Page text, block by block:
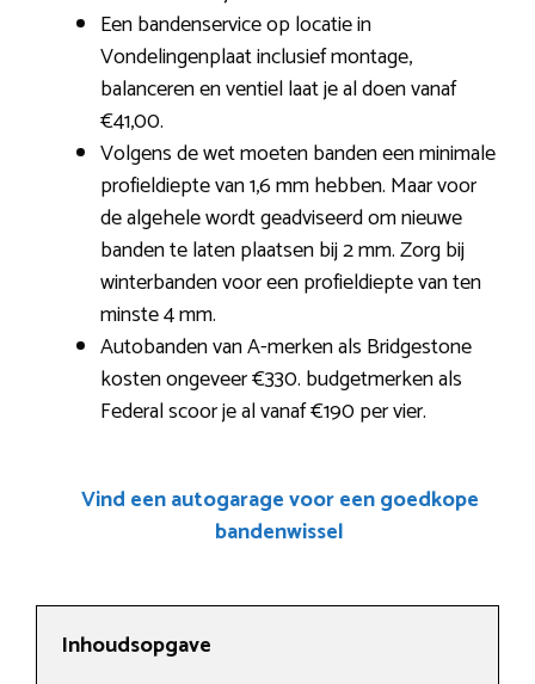
Een bandenservice op locatie in
Vondelingenplaat inclusief montage,
balanceren en ventiel laat je al doen vanaf
€41,00.
Volgens de wet moeten banden een minimale
profieldiepte van 1,6 mm hebben. Maar voor
de algehele wordt geadviseerd om nieuwe
banden te laten plaatsen bij 2 mm. Zorg bij
winterbanden voor een profieldiepte van ten
minste 4 mm.
Autobanden van A-merken als Bridgestone
kosten ongeveer €330. budgetmerken als
Federal scoor je al vanaf €190 per vier.
Vind een autogarage voor een goedkope
bandenwissel
Inhoudsopgave